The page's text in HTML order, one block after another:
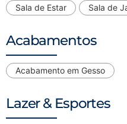
Sala de Estar
Sala de
Acabamentos
Acabamento em Gesso
Lazer & Esportes